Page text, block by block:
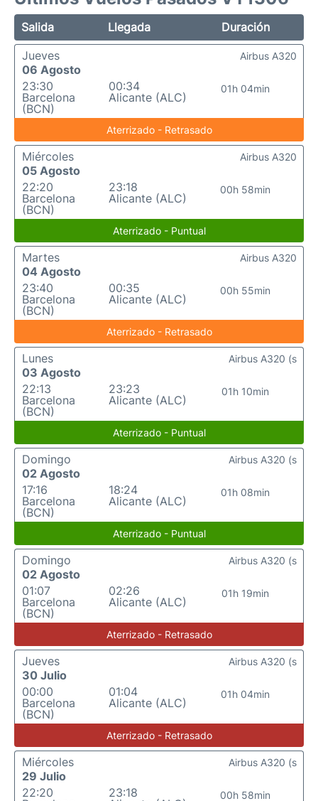
Salida Llegada
Duración
Jueves
06 Agosto
23:30
Barcelona
(BCN)
00:34
Alicante (ALC)
01h 04min
Airbus A320
Aterrizado - Retrasado
Miércoles
05 Agosto
22:20
Barcelona
(BCN)
23:18
Alicante (ALC)
00h 58min
Airbus A320
Aterrizado - Puntual
Martes
04 Agosto
23:40
Barcelona
(BCN)
00:35
Alicante (ALC)
00h 55min
Airbus A320
Aterrizado - Retrasado
Lunes
03 Agosto
22:13
Barcelona
(BCN)
23:23
Alicante (ALC)
01h 10min
Airbus A320 (s
Aterrizado - Puntual
Domingo
02 Agosto
17:16
Barcelona
(BCN)
18:24
Alicante (ALC)
01h 08min
Airbus A320 (s
Aterrizado - Puntual
Domingo
02 Agosto
01:07
Barcelona
(BCN)
02:26
Alicante (ALC)
01h 19min
Airbus A320 (s
Aterrizado - Retrasado
Jueves
30 Julio
00:00
Barcelona
(BCN)
01:04
Alicante (ALC)
01h 04min
Airbus A320 (s
Aterrizado - Retrasado
Miércoles
29 Julio
22:20
23:18
00h 58min
Airbus A320 (s